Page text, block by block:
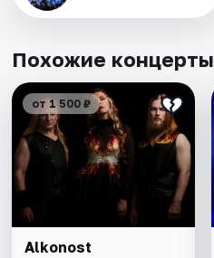
Похожие концерты
от 1 500 ₽
Alkonost